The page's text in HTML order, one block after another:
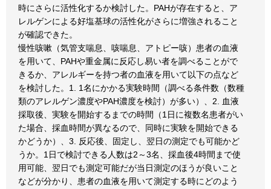
時にさらに活性化するか検討した。PAHが存在すると、ア
レルゲンによる好塩基球の活性化がさらに増強されること
が確認できた。
慢性咳嗽（気管支喘息、咳喘息、アトピー咳）患者の血液
を用いて、PAHや重金属に反応し易い者を調べることがで
きるか、アレルギーを持つ者の血液を用いて以下の点など
を検討した。1. 1名にかかる実験時間（調べる条件数（数種
類のアレルゲン濃度やPAH濃度を検討）が多い）、2. 血液
採取後、実験を開始するまでの時間（1日に複数名患者がい
た場合、採血時間が異なるので、同時に実験を開始できる
かどうか）、3. 反応後、固定し、翌日の測定でも可能かど
うか。1日で検討できる人数は2～3名、採血後4時間まで使
用可能、翌日でも測定可能だが当日測定のほうが良いこと
などが分かり、患者の血液を用いて測定する時にどのよう